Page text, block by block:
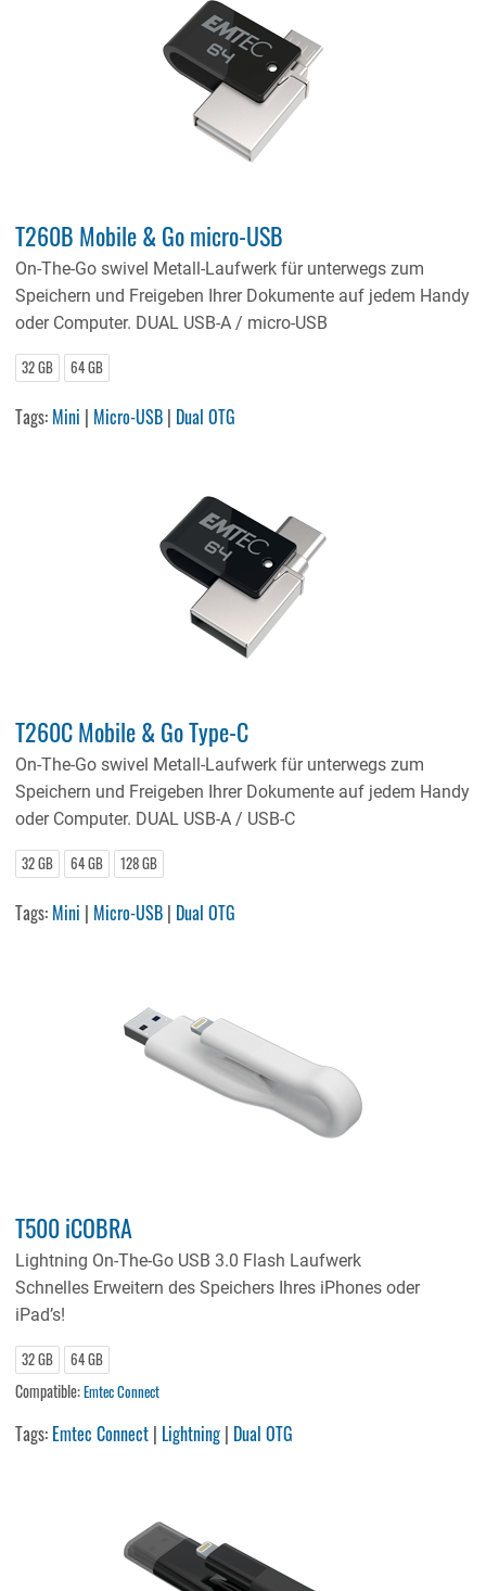
T260B Mobile & Go micro-USB
On-The-Go swivel Metall-Laufwerk für unterwegs zum
Speichern und Freigeben Ihrer Dokumente auf jedem Handy
oder Computer. DUAL USB-A / micro-USB
32 GB 64 GB
Tags: Mini | Micro-USB | Dual OTG
T260C Mobile & Go Type-C
On-The-Go swivel Metall-Laufwerk für unterwegs zum
Speichern und Freigeben Ihrer Dokumente auf jedem Handy
oder Computer. DUAL USB-A / USB-C
32 GB 64 GB 128 GB
Tags: Mini | Micro-USB | Dual OTG
T500 iCOBRA
Lightning On-The-Go USB 3.0 Flash Laufwerk
Schnelles Erweitern des Speichers Ihres iPhones oder
iPad’s!
32 GB 64 GB
Compatible:Emtec Connect
Tags: Emtec Connect | Lightning | Dual OTG